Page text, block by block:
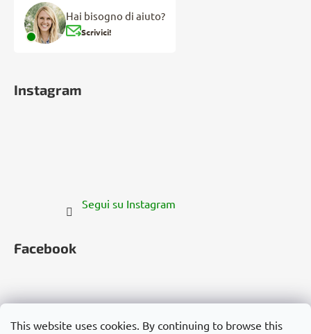
This website uses cookies. By continuing to browse this
Hai bisogno di aiuto?
Scrivici!
Instagram
Segui su Instagram
Facebook